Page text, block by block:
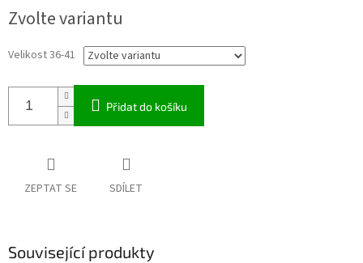
cena:
Zvolte variantu
Velikost 36-41
Přidat do košíku
ZEPTAT SE SDÍLET
Související produkty